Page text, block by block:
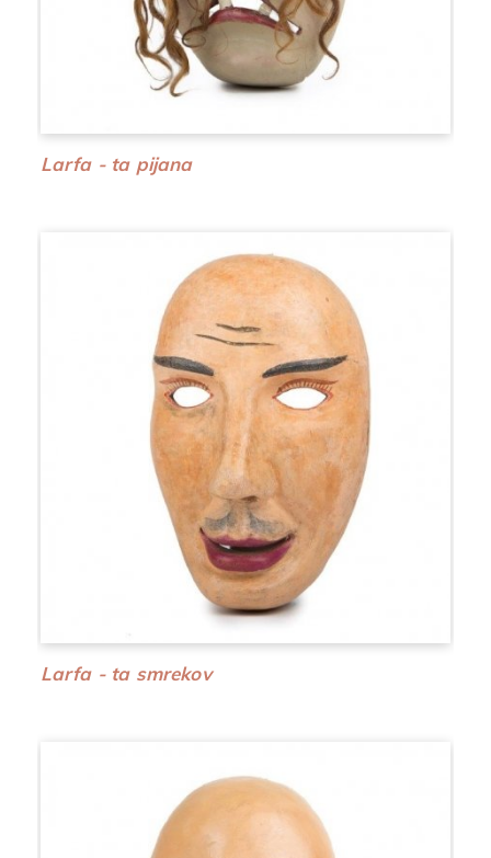
Larfa - ta pijana
Larfa - ta smrekov